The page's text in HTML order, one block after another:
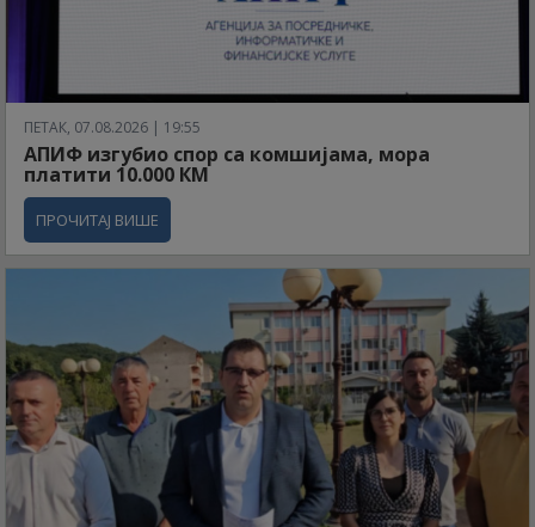
ПЕТАК, 07.08.2026 | 19:55
АПИФ изгубио спор са комшијама, мора
платити 10.000 КМ
ПРОЧИТАЈ ВИШЕ